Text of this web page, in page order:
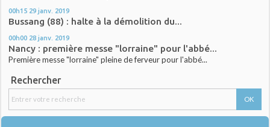
00h15 29 janv. 2019
Bussang (88) : halte à la démolition du...
00h00 28 janv. 2019
Nancy : première messe "lorraine" pour l'abbé...
Première messe "lorraine" pleine de ferveur pour l'abbé...
Rechercher